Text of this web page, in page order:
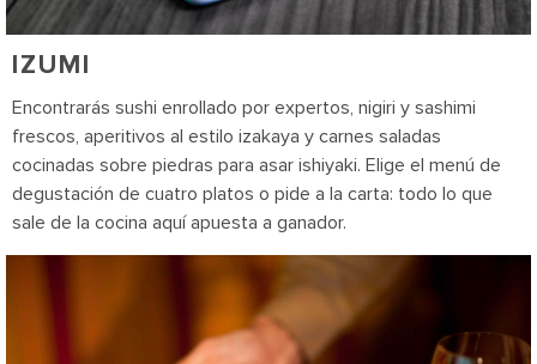
IZUMI
Encontrarás sushi enrollado por expertos, nigiri y sashimi
frescos, aperitivos al estilo izakaya y carnes saladas
cocinadas sobre piedras para asar ishiyaki. Elige el menú de
degustación de cuatro platos o pide a la carta: todo lo que
sale de la cocina aquí apuesta a ganador.